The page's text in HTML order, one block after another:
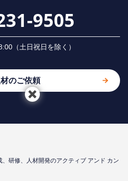
9505
（⼟⽇祝⽇を除く）
のご依頼
研修、⼈材開発のアクティブ アンド カン